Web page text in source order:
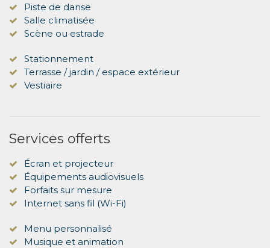
Piste de danse
Salle climatisée
Scène ou estrade
Stationnement
Terrasse / jardin / espace extérieur
Vestiaire
Services offerts
Écran et projecteur
Équipements audiovisuels
Forfaits sur mesure
Internet sans fil (Wi-Fi)
Menu personnalisé
Musique et animation